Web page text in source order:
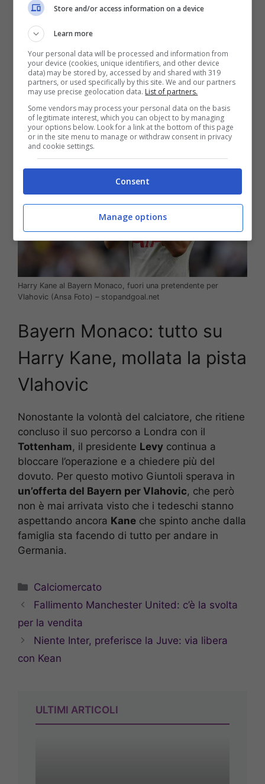
della famiglia di Kane, che sta cercando casa in
Germania, blocca l’eventuale
Bayern Monaco di Vlahovic
situazione non è ancora definitva, anche perché
la società bavarese sta avendo non poche
difficoltà a trovarel’accordo con il Tottenham
Harry Kane al Bayern Monaco, fuori una pretendente per
Vlahovic (Ansa Foto) – stopandgoal.net
Bayern Monaco: tutto su
Harry Kane, mollata la pista
Vlahovic
Nonostante la volontà del calciatore, che ritiene
concluso il suo percorso a Londra con il
Tottenham, il presidente Levy continua a
bloccare l’operazione e a chiedere più del
dovuto. Per questo motivo Giuntoli sperava in
un’offerta del Bayern per Vlahovic, che però
non è mai arrivata visto che i tedeschi stanno
aspettando ancora Kane che spinto anche dalla
famiglia sta facendo di tutto per andare in
Germania.
Categorie
Calciomercato
Fallimento Manchester United: c’è la svolta
per la vendita
Niente Inter, preferisce la Juve: via libera
con Kean
ULTIMI ARTICOLI
Store and/or access information on a device
Learn more
Your personal data will be processed and information from
your device (cookies, unique identifiers, and other device
data) may be stored by, accessed by and shared with 319
partners, or used specifically by this site. We and our partners
may use precise geolocation data. List of partners.
Some vendors may process your personal data on the basis
of legitimate interest, which you can object to by managing
your options below. Look for a link at the bottom of this page
or in the site menu to manage or withdraw consent in privacy
and cookie settings.
Consent
Manage options